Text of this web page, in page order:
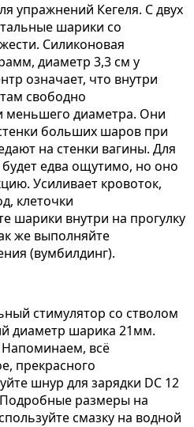
упражнений Кегеля. С двух
шарики со
Силиконовая
диаметр 3,3 см у
означает, что внутри
свободно
меньшего диаметра. Они
больших шаров при
на стенки вагины. Для
будет едва ощутимо, но оно
Усиливает кровоток,
клеточки
шарики внутри на прогулку
же выполняйте
(вумбилдинг).
стимулятор со стволом
диаметр шарика 21мм.
всё
прекрасного
шнур для зарядки DC 12
размеры на
смазку на водной